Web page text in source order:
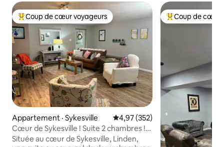
Coup de cœur voyageurs parmi les plus aimés
Coup de cœur voyageurs
Appartement · Sykesville Note moyenne de 4,97 sur 5,
4,97 (352)
Cœur de Sykesville ! Suite 2 chambres !
Marchez jusqu'à la ville
Située au cœur de Sykesville, Linden,
Coup de cœur
Coup de cœur